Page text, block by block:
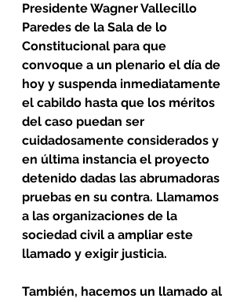
Presidente Wagner Vallecillo
Paredes de la Sala de lo
Constitucional para que
convoque a un plenario el día de
hoy y suspenda inmediatamente
el cabildo hasta que los méritos
del caso puedan ser
cuidadosamente considerados y
en última instancia el proyecto
detenido dadas las abrumadoras
pruebas en su contra. Llamamos
a las organizaciones de la
sociedad civil a ampliar este
llamado y exigir justicia.
También, hacemos un llamado al